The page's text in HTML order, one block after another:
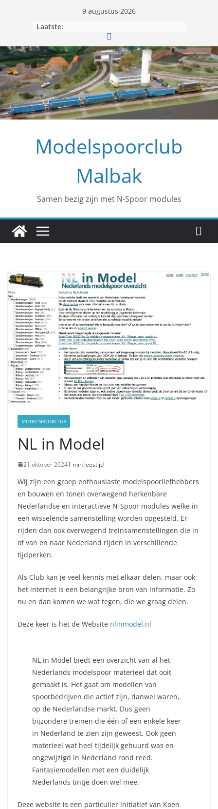
9 augustus 2026
Laatste:
Modelspoorclub
Malbak
Samen bezig zijn met N-Spoor modules
MODELSPOORCLUB
NL in Model
21 oktober 20241 min leestijd
Wij zijn een groep enthousiaste modelspoorliefhebbers
en bouwen en tonen overwegend herkenbare
Nederlandse en interactieve N-Spoor modules welke in
een wisselende samenstelling worden opgesteld. Er
rijden dan ook overwegend treinsamenstellingen die in
of van en naar Nederland rijden in verschillende
tijdperken.
Als Club kan je veel kennis met elkaar delen, maar ook
het internet is een belangrijke bron van informatie. Zo
nu en dan komen we wat tegen, die we graag delen.
Deze keer is het de Website nlinmodel.nl
NL in Model biedt een overzicht van al het
Nederlands modelspoor materieel dat ooit
gemaakt is. Het gaat om modellen van
spoorbedrijven die actief zijn, danwel waren,
op de Nederlandse markt. Dus geen
bijzondere treinen die één of een enkele keer
in Nederland te zien zijn geweest. Ook geen
materieel wat heel tijdelijk gehuurd was en
ongewijzigd in Nederland rond reed.
Fantasiemodellen met een duidelijk
Nederlands tintje doen wel mee.
Deze website is een particulier initiatief van Koen